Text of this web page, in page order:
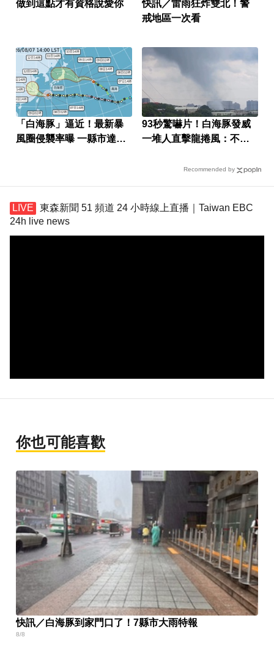
做到這點才有資格說愛你
快訊／雷雨狂炸雙北！警
戒地區一次看
「白海豚」逼近！最新暴
風圈侵襲率曝 一縣市達
93秒驚嚇片！白海豚發威
一堆人直擊龍捲風：不敢
Recommended by
東森新聞 51 頻道 24 小時線上直播｜Taiwan EBC
24h live news
你也可能喜歡
快訊／白海豚到家門口了！7縣市大雨特報
8/8